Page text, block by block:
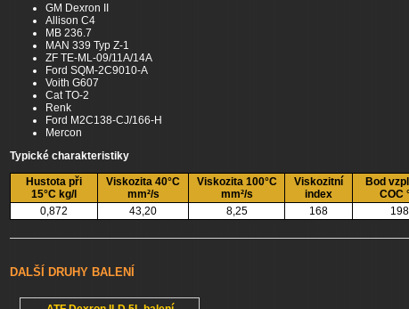
GM Dexron II
Allison C4
MB 236.7
MAN 339 Typ Z-1
ZF TE-ML-09/11A/14A
Ford SQM-2C9010-A
Voith G607
Cat TO-2
Renk
Ford M2C138-CJ/166-H
Mercon
Typické charakteristiky
Hustota při
15°C kg/l
Viskozita 40°C
mm²/s
Viskozita 100°C
mm²/s
Viskozitní
index
Bod
COC
0,872
43,20 8,25 168 198
DALŠÍ DRUHY BALENÍ